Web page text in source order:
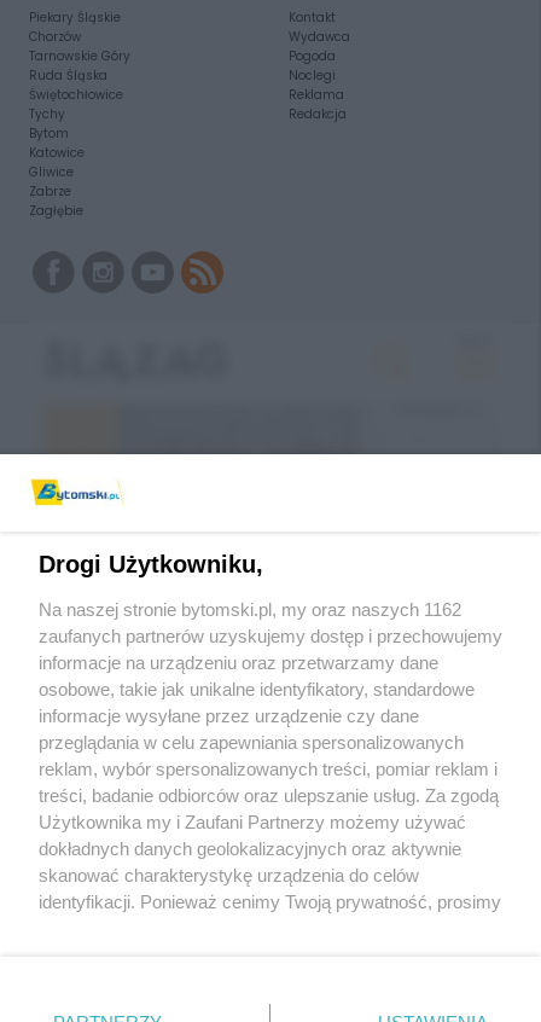
Piekary Śląskie
Chorzów
Tarnowskie Góry
Ruda Śląska
Świętochłowice
Tychy
Bytom
Katowice
Gliwice
Zabrze
Zagłębie
Kontakt
Wydawca
Pogoda
Noclegi
Reklama
Redakcja
Wróć do strony głównej
ślązag.pl
0%
Drogi Użytkowniku,
Na naszej stronie bytomski.pl, my oraz naszych 1162
zaufanych partnerów uzyskujemy dostęp i przechowujemy
informacje na urządzeniu oraz przetwarzamy dane
osobowe, takie jak unikalne identyfikatory, standardowe
informacje wysyłane przez urządzenie czy dane
przeglądania w celu zapewniania spersonalizowanych
reklam, wybór spersonalizowanych treści, pomiar reklam i
treści, badanie odbiorców oraz ulepszanie usług. Za zgodą
Użytkownika my i Zaufani Partnerzy możemy używać
dokładnych danych geolokalizacyjnych oraz aktywnie
skanować charakterystykę urządzenia do celów
identyfikacji. Ponieważ cenimy Twoją prywatność, prosimy
prywatności znajdujący się w lewym dolnym rogu strony